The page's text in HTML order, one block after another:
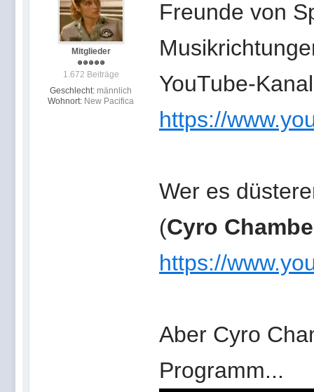
Mitglieder
1.672 Beiträge
Geschlecht: männlich
Wohnort: New Pacifica
Freunde von
YouTube-
https://
Wer es
(Cyro
https://
Aber Cyro
Programm...